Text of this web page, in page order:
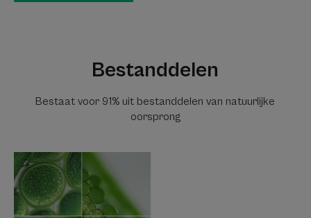
Bestanddelen
Bestaat voor 91% uit bestanddelen van natuurlijke
oorsprong